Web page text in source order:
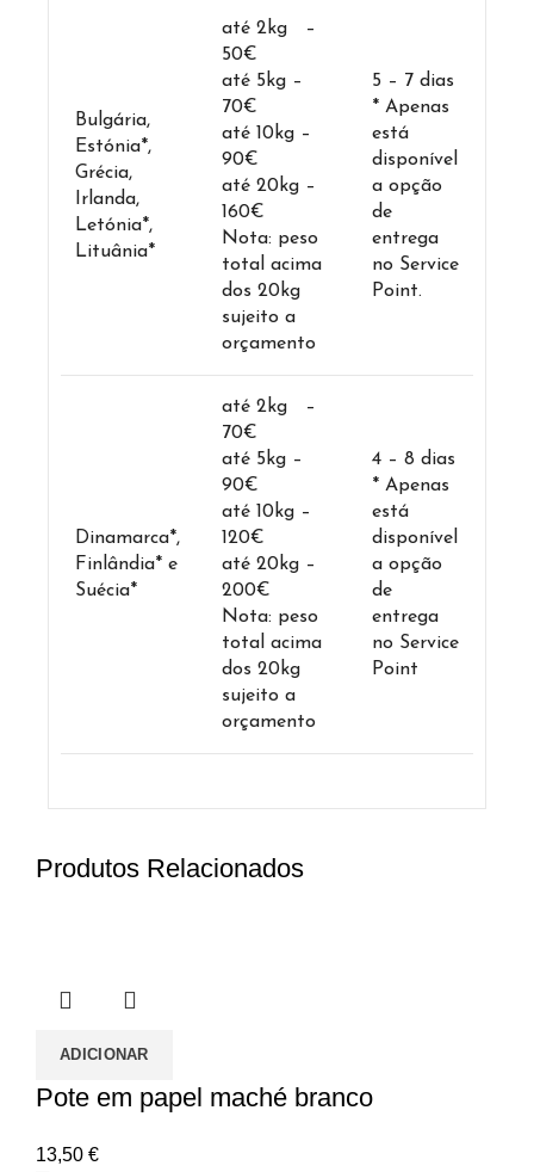
Bulgária,
Estónia*,
Grécia,
Irlanda,
Letónia*,
Lituânia*
até 2kg –
50€
até 5kg –
70€
até 10kg –
90€
até 20kg –
160€
Nota: peso
total acima
dos 20kg
sujeito a
orçamento
5 – 7 dias
* Apenas
está
disponível
a opção
de
entrega
no Service
Point.
Dinamarca*,
Finlândia* e
Suécia*
até 2kg –
70€
até 5kg –
90€
até 10kg –
120€
até 20kg –
200€
Nota: peso
total acima
dos 20kg
sujeito a
orçamento
4 – 8 dias
* Apenas
está
disponível
a opção
de
entrega
no Service
Point
Produtos Relacionados
ADICIONAR
Pote em papel maché branco
13,50 €